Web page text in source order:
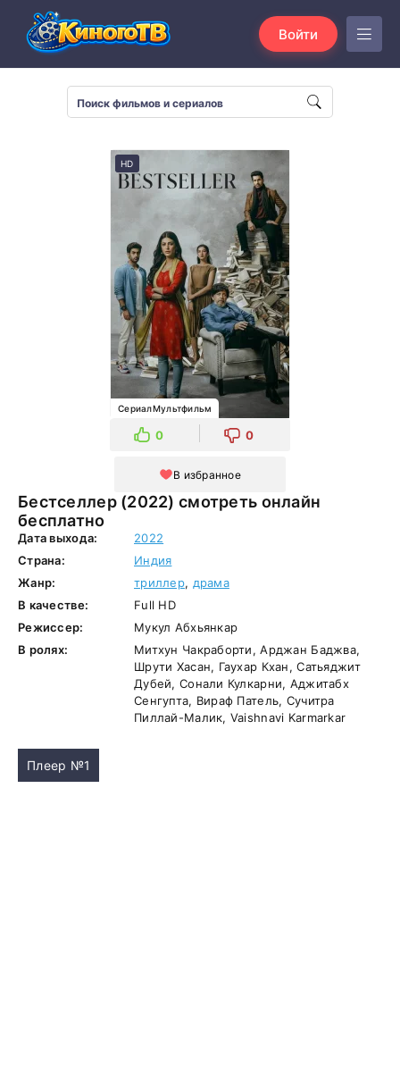
Войти
Бестселлер (2022) смотреть онлайн
бесплатно
HD
СериалМультфильм
0 0
В избранное
Дата выхода:
2022
Страна:
Индия
Жанр:
триллер, драма
В качестве:
Full HD
Режиссер:
Мукул Абхьянкар
В ролях:
Митхун Чакраборти, Арджан Баджва,
Шрути Хасан, Гаухар Кхан, Сатьяджит
Дубей, Сонали Кулкарни, Аджитабх
Сенгупта, Вираф Патель, Сучитра
Пиллай-Малик, Vaishnavi Karmarkar
Плеер №1